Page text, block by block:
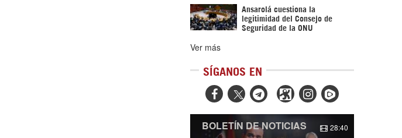
Ansarolá cuestiona la
legitimidad del Consejo de
Seguridad de la ONU
Ver más
SÍGANOS EN
  
BOLETÍN DE NOTICIAS 28:40